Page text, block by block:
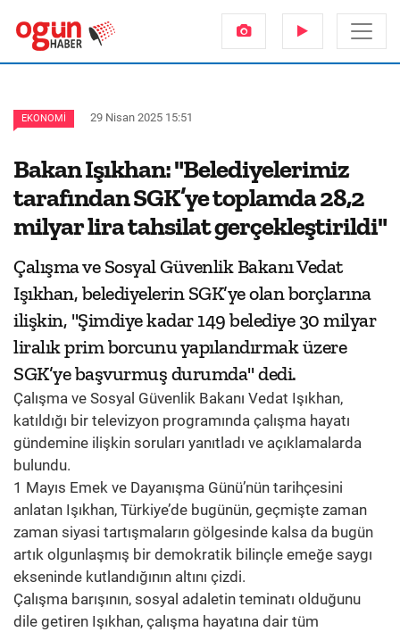
EKONOMI 29 Nisan 2025 15:51
Bakan Işıkhan: "Belediyelerimiz
tarafından SGK’ye toplamda 28,2
milyar lira tahsilat gerçekleştirildi"
Çalışma ve Sosyal Güvenlik Bakanı Vedat
Işıkhan, belediyelerin SGK’ye olan borçlarına
ilişkin, "Şimdiye kadar 149 belediye 30 milyar
liralık prim borcunu yapılandırmak üzere
SGK’ye başvurmuş durumda" dedi.
Çalışma ve Sosyal Güvenlik Bakanı Vedat Işıkhan,
katıldığı bir televizyon programında çalışma hayatı
gündemine ilişkin soruları yanıtladı ve açıklamalarda
bulundu.
1 Mayıs Emek ve Dayanışma Günü’nün tarihçesini
anlatan Işıkhan, Türkiye’de bugünün, geçmişte zaman
zaman siyasi tartışmaların gölgesinde kalsa da bugün
artık olgunlaşmış bir demokratik bilinçle emeğe saygı
ekseninde kutlandığının altını çizdi.
Çalışma barışının, sosyal adaletin teminatı olduğunu
dile getiren Işıkhan, çalışma hayatına dair tüm